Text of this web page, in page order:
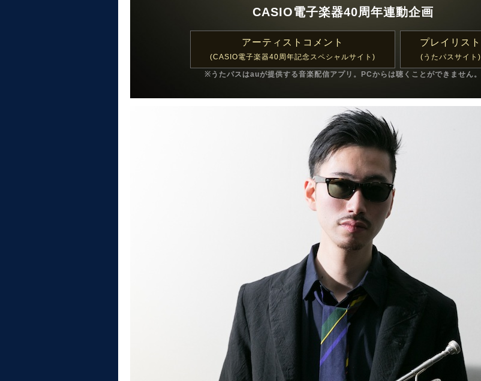
CASIO電子楽器40周年連動企画
アーティストコメント
(CASIO電子楽器40周年記念スペシャルサイト)
プレイリスト
(うたパスサイト)
※うたパスはauが提供する音楽配信アプリ。PCからは聴くことができません。